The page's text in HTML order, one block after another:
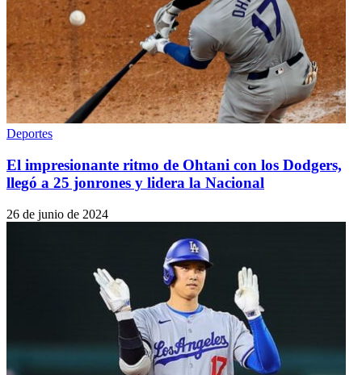
Deportes
El impresionante ritmo de Ohtani con los Dodgers,
llegó a 25 jonrones y lidera la Nacional
26 de junio de 2024